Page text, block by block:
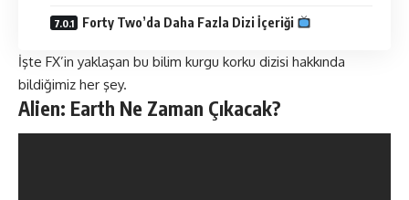
Forty Two’da Daha Fazla Dizi İçeriği
İşte FX’in yaklaşan bu bilim kurgu korku dizisi hakkında
bildiğimiz her şey​​.
Alien: Earth Ne Zaman Çıkacak?